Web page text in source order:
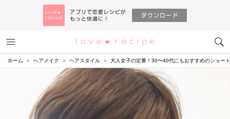
恋愛レシピ
ホーム ヘアメイク ヘアスタイル 大人女子の定番！30〜40代にもおすすめのショー